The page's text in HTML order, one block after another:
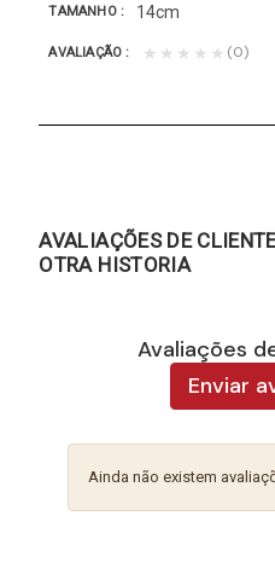
TAMANHO 14cm
AVALIAÇÃO ★★★★★ (0)
AVALIAÇÕES DE
OTRA HISTORIA
Avaliações
Enviar
Ainda não existem